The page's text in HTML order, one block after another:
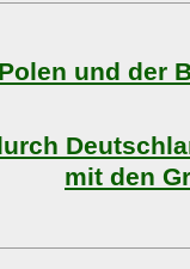
und der
mit den